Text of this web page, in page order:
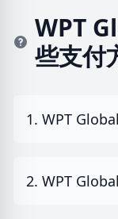
WPT
些支付
1. WPT
2. WPT